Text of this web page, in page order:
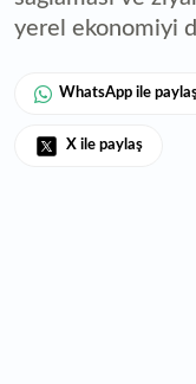
yerel ekonomiyi
WhatsApp ile
X ile paylaş